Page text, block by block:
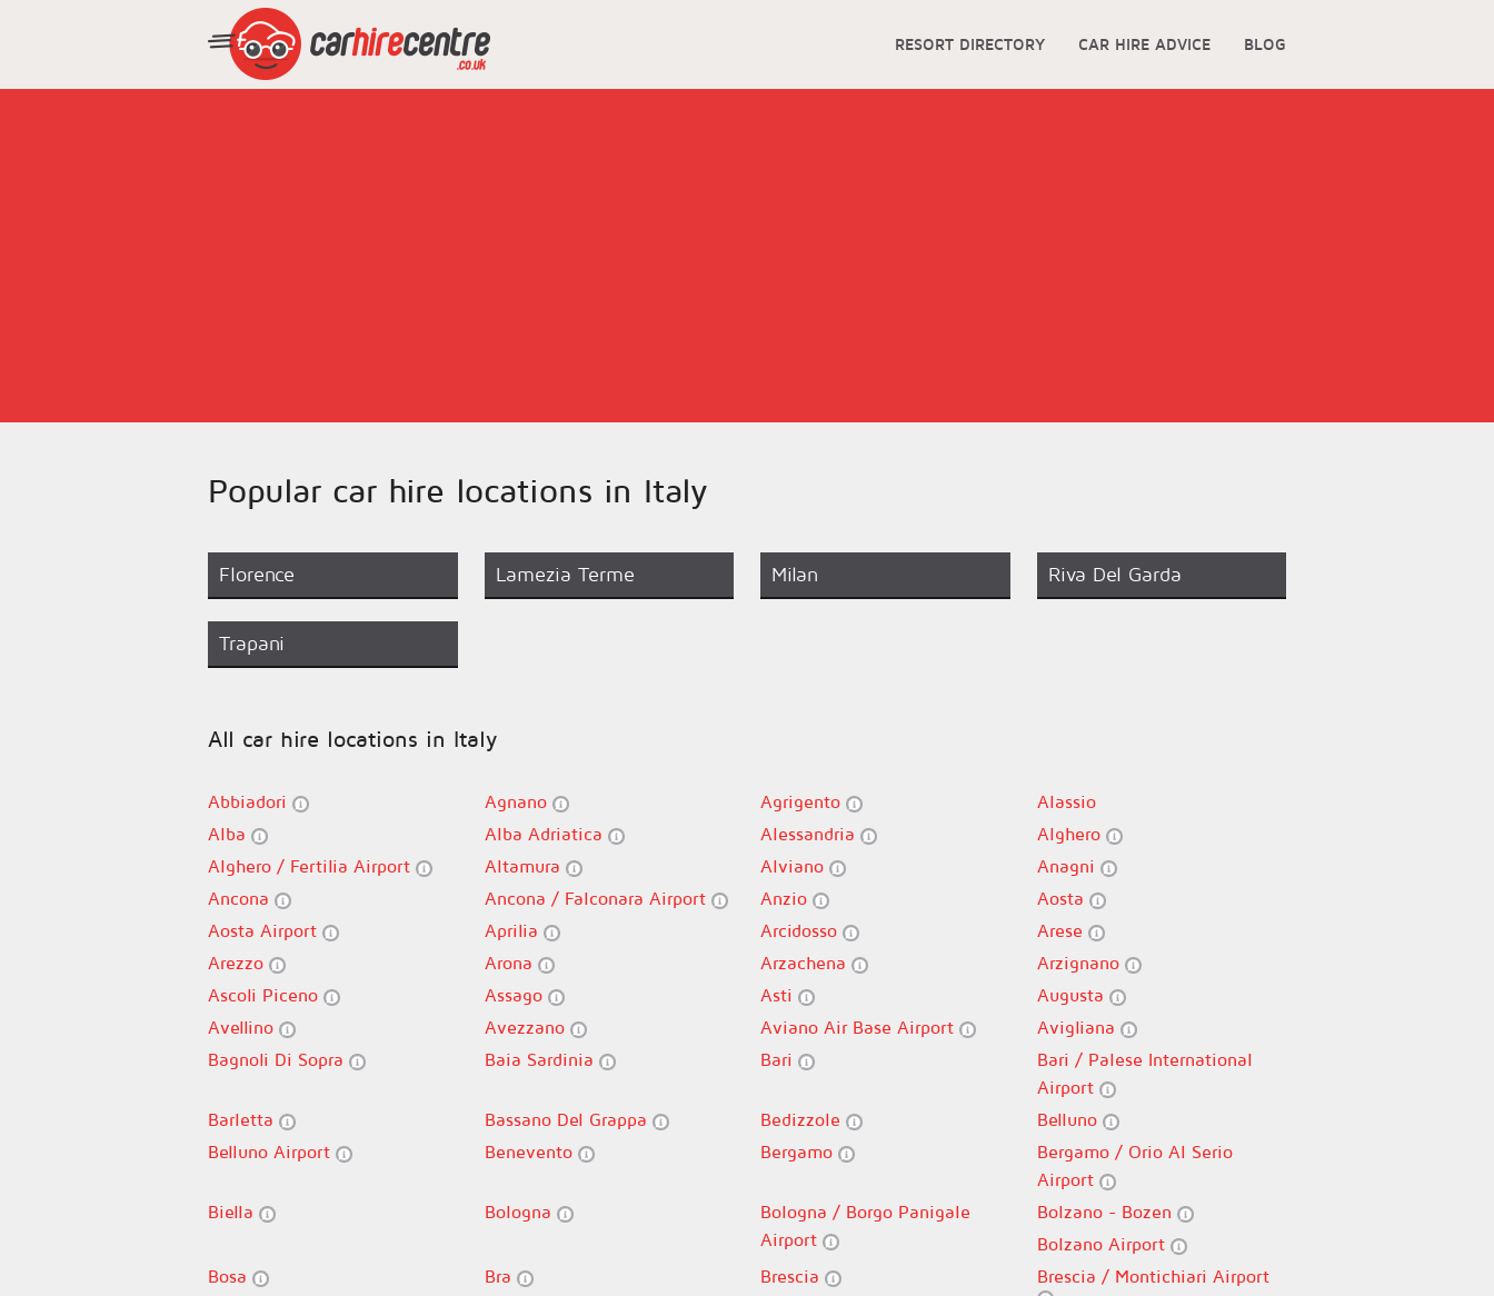
RESORT DIRECTORY CAR HIRE ADVICE BLOG
Popular car hire locations in Italy
Florence Lamezia Terme Milan Riva Del Garda
Trapani
All car hire locations in Italy
Abbiadori Agnano Agrigento
Alassio
Alba
Alba Adriatica Alessandria
Alghero
Alghero / Fertilia Airport
Altamura Alviano
Anagni
Ancona
Ancona / Falconara Airport Anzio
Aosta
Aosta Airport
Aprilia Arcidosso
Arese
Arezzo
Arona Arzachena
Arzignano
Ascoli Piceno
Assago Asti
Augusta
Avellino
Avezzano Aviano Air Base Airport
Avigliana
Bagnoli Di Sopra
Baia Sardinia Bari
Bari / Palese International
Airport
Barletta
Bassano Del Grappa Bedizzole
Belluno
Belluno Airport
Benevento Bergamo
Bergamo / Orio Al Serio
Airport
Biella
Bologna
Bologna / Borgo Panigale
Airport
Bolzano - Bozen
Bolzano Airport
Bosa
Bra Brescia Brescia / Montichiari Airport